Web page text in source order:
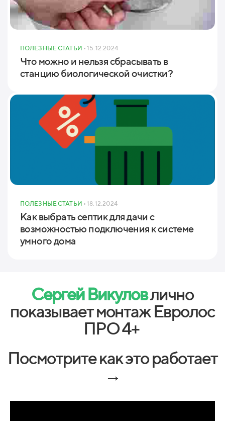
ПОЛЕЗНЫЕ СТАТЬИ • 15.12.2024
Что можно и нельзя сбрасывать в
станцию биологической очистки?
ПОЛЕЗНЫЕ СТАТЬИ • 18.12.2024
Как выбрать септик для дачи с
возможностью подключения к системе
умного дома
Сергей Викуловлично
показывает монтаж Евролос
ПРО 4+
Посмотрите как это работает
→